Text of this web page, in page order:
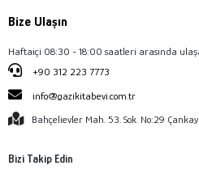
Bize Ulaşın
Haftaiçi 08:30 - 18:00 saatleri arasında
+90 312 223 7773
info@gazikitabevi.com.tr
Bahçelievler Mah. 53. Sok. No:29
Bizi Takip Edin